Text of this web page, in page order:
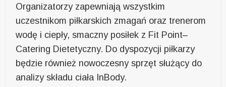
Organizatorzy zapewniają wszystkim
uczestnikom piłkarskich zmagań oraz trenerom
wodę i ciepły, smaczny posiłek z Fit Point–
Catering Dietetyczny. Do dyspozycji piłkarzy
będzie również nowoczesny sprzęt służący do
analizy składu ciała InBody.